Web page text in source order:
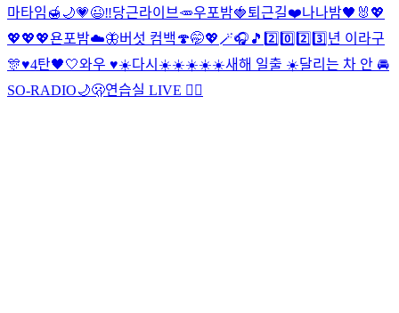
마타임🍯🌙💗😉‼️당근라이브🥕우포밤🍓퇴근길❤️나나밤🖤🐰 💖
💖💖💖욘포밤☁️🦋버섯 컴백🍄🤭💖🪄🎧🎵 2️⃣0️⃣2️⃣3️⃣년 이라구
🎊♥️4탄🖤🤍와우 ♥️☀️다시☀️☀️☀️☀️☀️새해 일출 ☀️달리는 차 안 🚘
SO-RADIO🌙🫢연습실 LIVE ❤️‍🔥